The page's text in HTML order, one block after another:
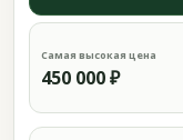
Самая высокая цена
450 000 ₽